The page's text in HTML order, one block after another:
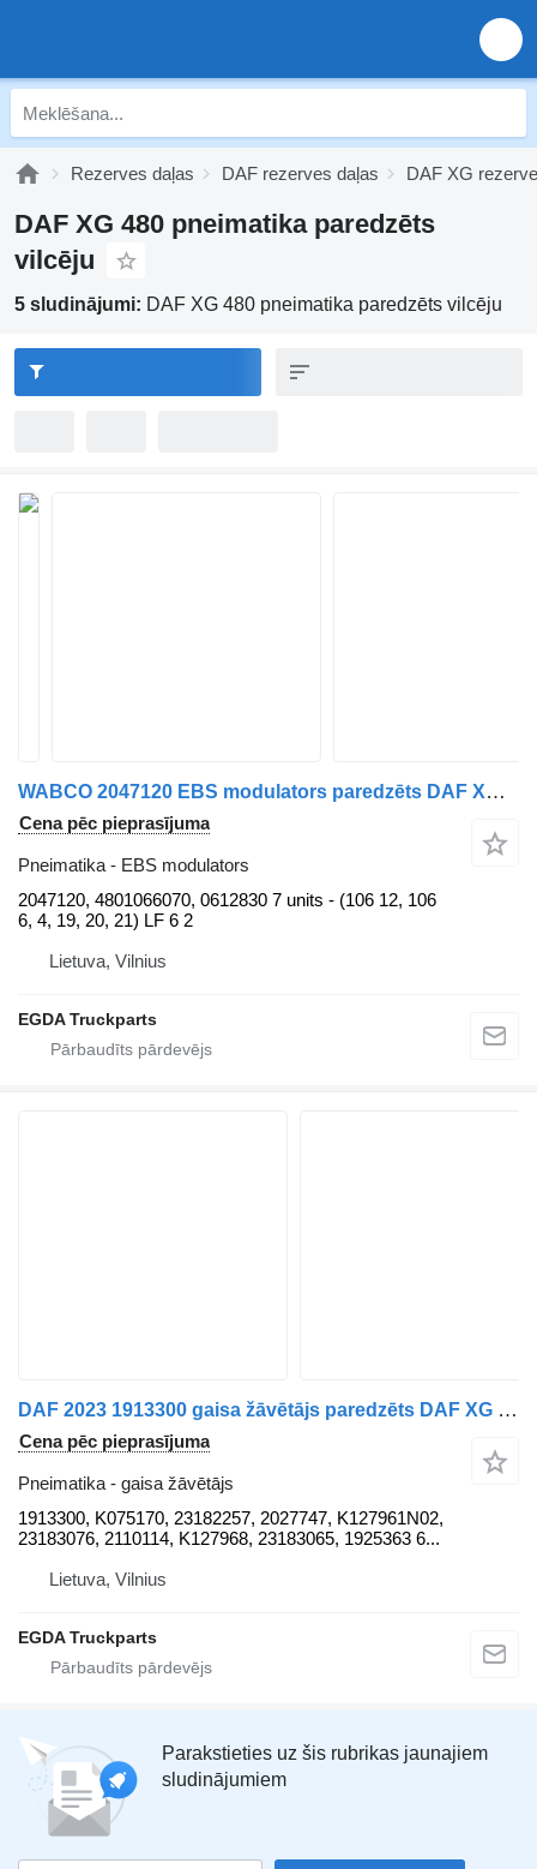
Rezerves daļas DAF rezerves daļas DAF XG
DAF XG 480 pneimatika paredzēts
vilcēju
5 sludinājumi: DAF XG 480 pneimatika paredzēts vilcēju
WABCO 2047120 EBS modulators paredzēts DAF XG 480 FT vilcēja
Cena pēc pieprasījuma
Pneimatika - EBS modulators
2047120, 4801066070, 0612830 7 units - (106 12, 106
6, 4, 19, 20, 21) LF 6 2
Lietuva, Vilnius
EGDA Truckparts
DAF 2023 1913300 gaisa žāvētājs paredzēts DAF XG 480 FT 2023 vilcēja
Cena pēc pieprasījuma
Pneimatika - gaisa žāvētājs
1913300, K075170, 23182257, 2027747, K127961N02,
23183076, 2110114, K127968, 23183065, 1925363 6...
Lietuva, Vilnius
EGDA Truckparts
Parakstieties uz šis rubrikas jaunajiem
sludinājumiem